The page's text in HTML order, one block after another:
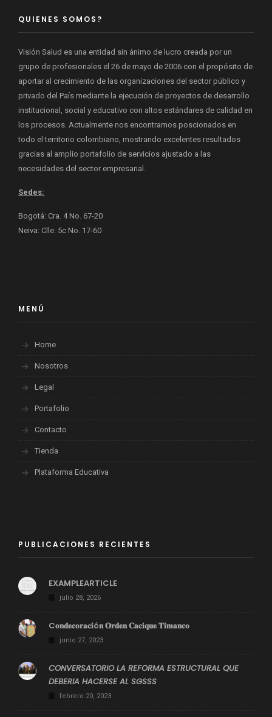
QUIENES SOMOS?
Visión Salud es una entidad sin ánimo de lucro creada por un
grupo de profesionales el 26 de mayo de 2006 con el propósito de
aportar al crecimiento de las organizaciones del sector público y
privado del País mediante la ejecución de proyectos de desarrollo
institucional, social y educativo con altos estándares de calidad en
los procesos. Actualmente nos encontramos poscionados en
todo el territorio colombiano, mostrando excelentes resultados
gracias al amplio portafolio de servicios ajustado a las
necesidades del sector empresarial.
Sedes:
Bogotá: Cra. 4 No. 67-20
Neiva: Clle. 5c No. 17-60
MENÚ
Home
Nosotros
Legal
Portafolio
Contacto
Tienda
Plataforma Educativa
PUBLICACIONES RECIENTES
EXAMPLEARTICLE
julio 28, 2026
C𝐨𝐧𝐝𝐞𝐜𝐨𝐫𝐚𝐜𝐢ó𝐧 𝐎𝐫𝐝𝐞𝐧 𝐂𝐚𝐜𝐢𝐪𝐮𝐞 𝐓𝐢𝐦𝐚𝐧𝐜𝐨
junio 27, 2023
CONVERSATORIO LA REFORMA ESTRUCTURAL QUE
DEBERIA HACERSE AL SGSSS
febrero 20, 2023